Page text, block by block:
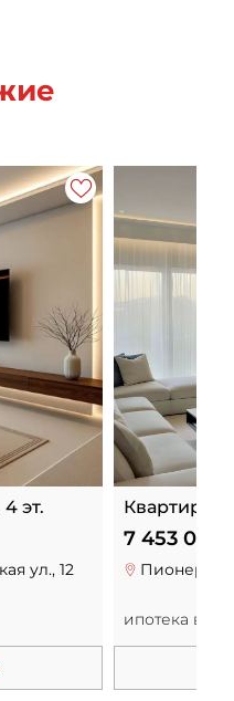
эт.
ул., 12
Квартира,
7 453 000
ипотека